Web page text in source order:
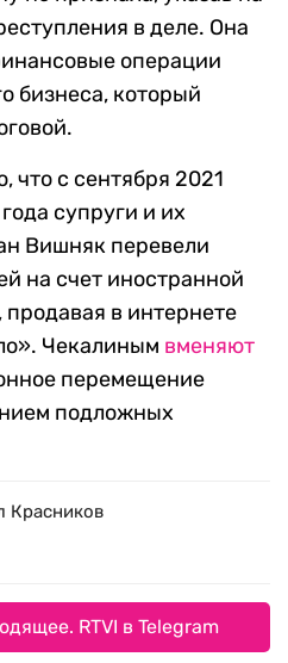
в деле. Она
операции
бизнеса, который
что с сентября 2021
супруги и их
Вишняк перевели
на счет иностранной
в интернете
Чекалиным вменяют
перемещение
подложных
Красников
RTVI в Telegram